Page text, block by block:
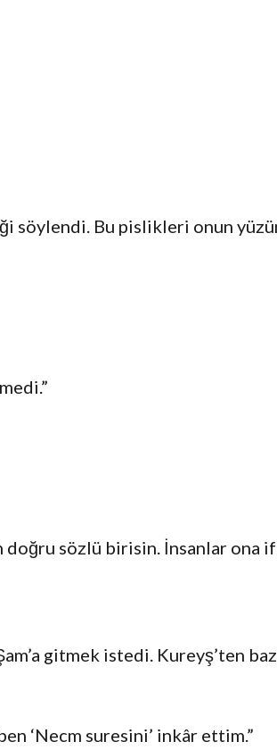
söylendi. Bu pislikleri onun
sözlü birisin. İnsanlar ona
gitmek istedi. Kureyş’ten
‘Necm suresini’ inkâr ettim.”